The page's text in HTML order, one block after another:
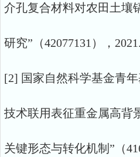
介孔复合材料对农田土壤
研究”（42077131），
[2] 国家自然科学基金青
技术联用表征重金属高背
关键形态与转化机制”（